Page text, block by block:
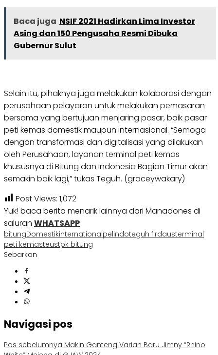
Baca juga NSIF 2021 Hadirkan Lima Investor
Asing dan 150 Pengusaha Resmi Dibuka
Gubernur Sulut
Selain itu, pihaknya juga melakukan kolaborasi dengan
perusahaan pelayaran untuk melakukan pemasaran
bersama yang bertujuan menjaring pasar, baik pasar
peti kemas domestik maupun internasional. “Semoga
dengan transformasi dan digitalisasi yang dilakukan
oleh Perusahaan, layanan terminal peti kemas
khususnya di Bitung dan Indonesia Bagian Timur akan
semakin baik lagi,” tukas Teguh. (graceywakary)
Post Views: 1,072
Yuk! baca berita menarik lainnya dari Manadones di
saluran WHATSAPP
bitungDomestikinternationalpelindoteguh firdausterminal
peti kemasteustpk bitung
Sebarkan
Navigasi pos
Pos sebelumnya Makin Ganteng Varian Baru Jimny “Rhino